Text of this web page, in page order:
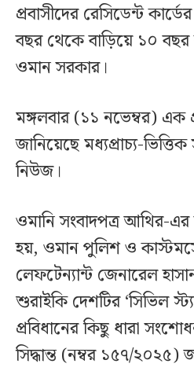
প্রবাসীদের রেসিডেন্ট
বছর থেকে বাড়িয়ে ১০ বছর
ওমান সরকার।
মঙ্গলবার (১১ নভেম্বর) এক
জানিয়েছে মধ্যপ্রাচ্য-
নিউজ।
ওমানি সংবাদপত্র আথির-এর
হয়, ওমান পুলিশ ও
লেফটেন্যান্ট জেনারেল
শুরাইকি দেশটির ‘সিভিল
প্রবিধানের কিছু ধারা
সিদ্ধান্ত (নম্বর ১৫৭/২০২৫)